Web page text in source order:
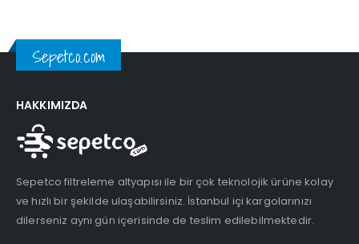
Sepetco.com
HAKKIMIZDA
Sepetco filtreleme altyapısı ile bir çok teknolojik ürüne kolay
ve hızlı bir şekilde ulaşabilirsiniz. İstanbul içi kargolarınızı
dilerseniz aynı gün içerisinde de teslim edilebilmektedir.